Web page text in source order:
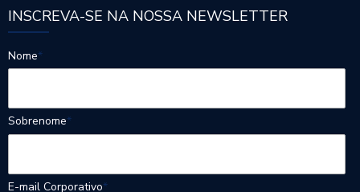
INSCREVA-SE NA NOSSA NEWSLETTER
Nome*
Sobrenome*
E-mail Corporativo*